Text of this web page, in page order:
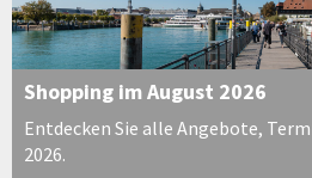
Shopping im August 2026
Entdecken Sie alle Angebote,
2026.